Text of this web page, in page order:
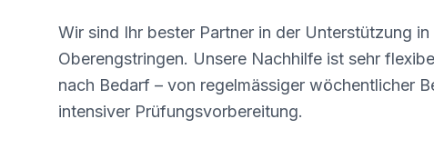
Wir sind Ihr bester Partner in der Unterstützung
Oberengstringen. Unsere Nachhilfe ist sehr
nach Bedarf – von regelmässiger wöchentlicher
intensiver Prüfungsvorbereitung.